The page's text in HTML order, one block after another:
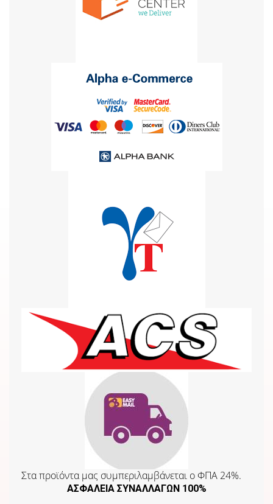
Στα προϊόντα μας συμπεριλαμβάνεται o ΦΠΑ 24%.
ΑΣΦΑΛΕΙΑ ΣΥΝΑΛΛΑΓΩΝ 100%